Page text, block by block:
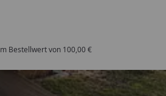
Bestellwert von 100,00 €